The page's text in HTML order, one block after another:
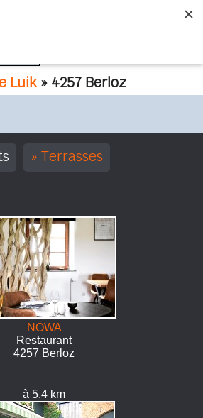
Luik» 4257 Berloz
Terrasses
NOWA
Restaurant
4257 Berloz
à 5.4 km